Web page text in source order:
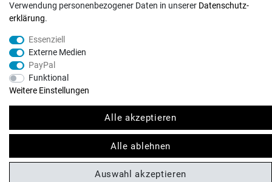
© Copyright 2026 | Alle Rechte vorbehalten. - Exserv | Realisationcolornativ /
Verwendung personenbezogener Daten in unserer Daten­schutz­
erklärung.
Essenziell
Externe Medien
PayPal
Funktional
Weitere Einstellungen
Alle akzeptieren
Alle ablehnen
Auswahl akzeptieren